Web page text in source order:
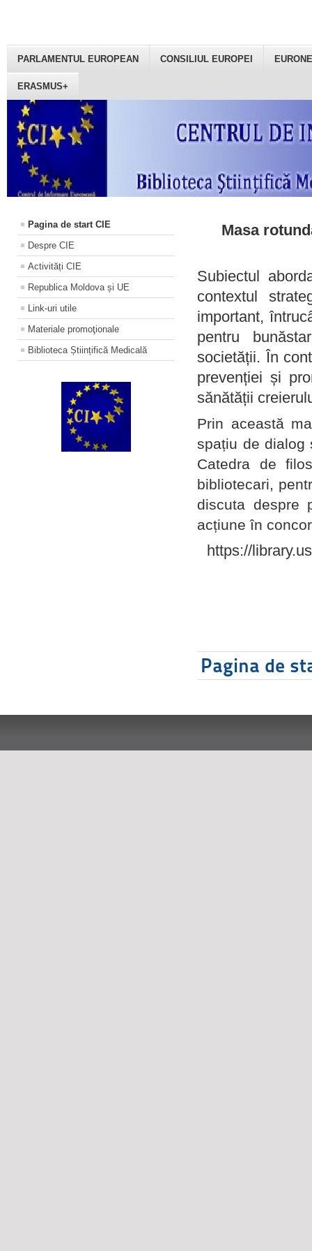
PARLAMENTUL EUROPEAN CONSILIUL EUROPEI
ERASMUS+
Pagina de start CIE
Despre CIE
Activități CIE
Republica Moldova și UE
Link-uri utile
Materiale promoţionale
Biblioteca Științifică Medicală
Masa
Subiectul
contextul
important,
pentru
societății. În
prevenției și
sănătății
Prin această
spațiu de dialog
Catedra de
bibliotecari,
discuta despre
acțiune în
https://
Pagina de